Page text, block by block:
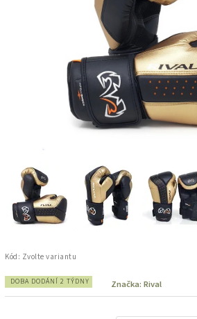
Kód: Zvolte variantu
DOBA DODÁNÍ 2 TÝDNY Značka: Rival